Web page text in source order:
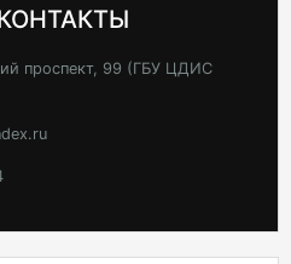
проспект, 99 (ГБУ ЦДИС